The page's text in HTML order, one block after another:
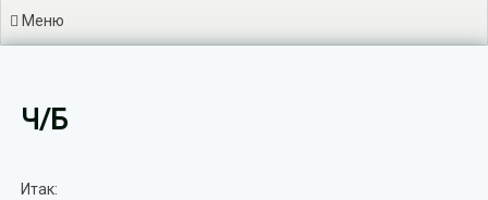
Меню
Ч/Б
Итак: